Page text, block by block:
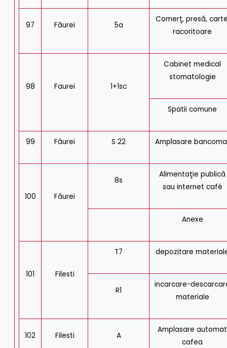
97 Făurei 5a
Comerţ, presă,
racoritoare
98 Faurei 1+1sc
Cabinet medical
stomatologie
Spatii comune
99 Făurei S 22 Amplasare
100 Făurei
8s
Alimentaţie publică
sau internet café
Anexe
101 Filesti
T7 depozitare
R1
incarcare-
materiale
102 Filesti A
Amplasare automat
cafea